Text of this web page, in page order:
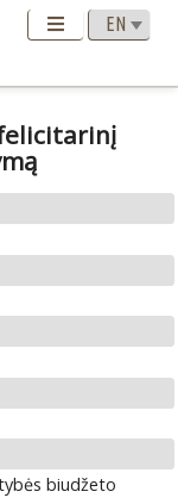
biudžeto